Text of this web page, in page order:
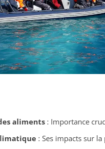
aliments: Importance
: Ses impacts sur